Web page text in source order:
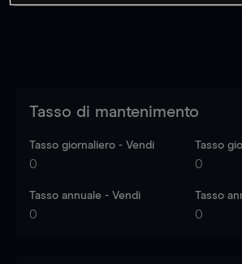
Tasso di mantenimento
Tasso giornaliero - Vendi
0
Tasso
0
Tasso annuale - Vendi
0
Tasso
0